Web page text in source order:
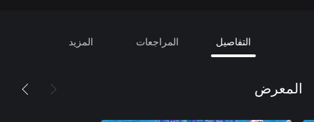
التفاصيل المراجعات المزيد
المعرض